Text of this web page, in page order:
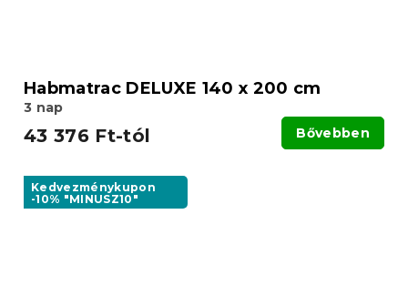
Habmatrac DELUXE 140 x 200 cm
3 nap
43 376 Ft-tól Bővebben
Kedvezménykupon
-10% "MINUSZ10"